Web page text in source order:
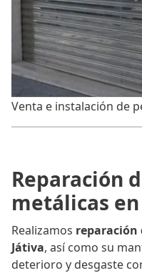
Venta e instalación de
Reparación
metálicas
Realizamos reparación
Játiva, así como su
deterioro y desgaste